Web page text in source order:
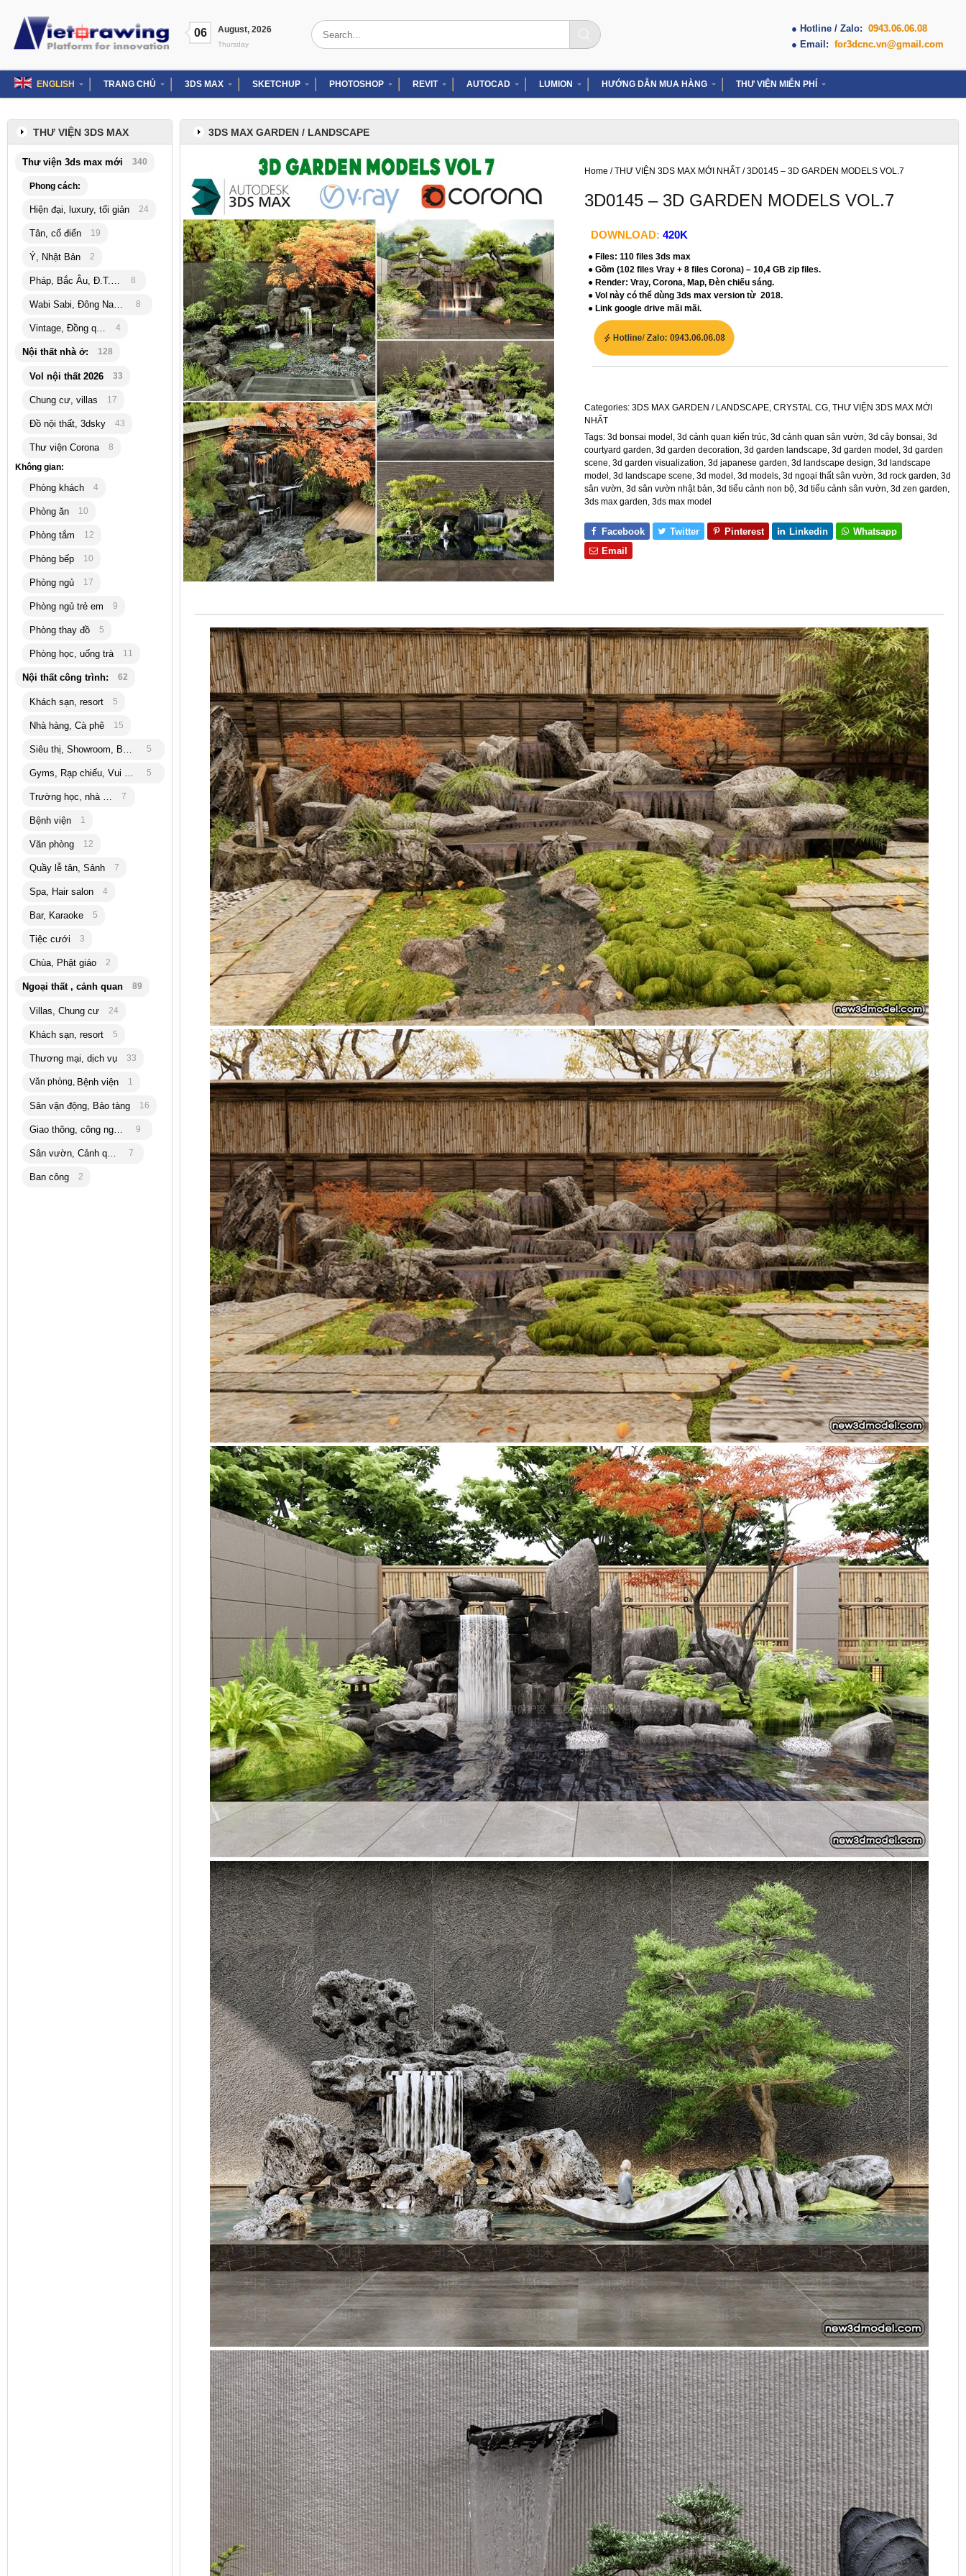
content
06 August, 2026
Thursday
Search
for:
● Hotline / Zalo: 0943.06.06.08
● Email: for3dcnc.vn@gmail.com
ENGLISH TRANG CHỦ 3DS MAX SKETCHUP PHOTOSHOP REVIT AUTOCAD LUMION HƯỚNG DẪN MUA HÀNG THƯ VIỆN MIỄN PHÍ
3DS MAX GARDEN / LANDSCAPE
Home /THƯ VIỆN 3DS MAX MỚI NHẤT / 3D0145 – 3D GARDEN MODELS VOL.7
3D0145 – 3D GARDEN MODELS VOL.7
DOWNLOAD: 420K
● Files: 110 files 3ds max
● Gồm (102 files Vray + 8 files Corona) – 10,4 GB zip files.
● Render: Vray, Corona, Map, Đèn chiếu sáng.
● Vol này có thể dùng 3ds max version từ 2018.
● Link google drive mãi mãi.
Categories:3DS MAX GARDEN / LANDSCAPE,CRYSTAL CG,THƯ VIỆN 3DS MAX MỚI
NHẤT
Tags:3d bonsai model ,3d cảnh quan kiến trúc,3d cảnh quan sân vườn,3d cây bonsai,3d
courtyard garden,3d garden decoration,3d garden landscape,3d garden model ,3d garden
scene,3d garden visualization,3d japanese garden,3d landscape design,3d landscape
model ,3d landscape scene,3d model ,3d models,3d ngoại thất sân vườn,3d rock garden,3d
sân vườn,3d sân vườn nhật bản,3d tiểu cảnh non bộ,3d tiểu cảnh sân vườn,3d zen garden,
3ds max garden,3ds max model
Facebook Twitter Pinterest Linkedin
Whatsapp
Email
THƯ VIỆN 3DS MAX
Thư viện 3ds max mới 340
Phong cách:
Hiện đại, luxury, tối giản 24
Tân, cổ điển 19
Ý, Nhật Bản 2
Pháp, Bắc Âu, Đ.T.Hải 8
Wabi Sabi, Đông Nam Á 8
Vintage, Đồng quê 4
Nội thất nhà ở: 128
Vol nội thất 2026 33
Chung cư, villas 17
Đồ nội thất, 3dsky 43
Thư viện Corona
8
Không gian:
Phòng khách 4
Phòng ăn 10
Phòng tắm 12
Phòng bếp 10
Phòng ngủ 17
Phòng ngủ trẻ em 9
Phòng thay đồ 5
Phòng học, uống trà 11
Nội thất công trình: 62
Khách sạn, resort 5
Nhà hàng, Cà phê 15
Siêu thị, Showroom, Bán lẽ 5
Gyms, Rạp chiếu, Vui chơi 5
Trường học, nhà trẻ 7
Bệnh viện 1
Văn phòng 12
Quầy lễ tân, Sảnh 7
Spa, Hair salon 4
Bar, Karaoke 5
Tiệc cưới 3
Chùa, Phật giáo 2
Ngoại thất , cảnh quan 89
Villas, Chung cư 24
Khách sạn, resort 5
Thương mại, dịch vụ 33
Văn phòng, Bệnh viện 1
Sân vận động, Bảo tàng 16
Giao thông, công nghiệp 9
Sân vườn, Cảnh quan 7
Ban công 2